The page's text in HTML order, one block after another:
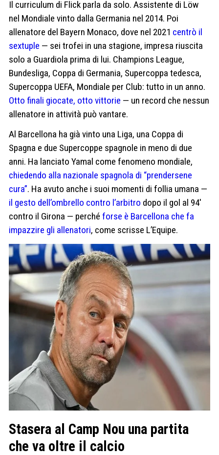
Il curriculum di Flick parla da solo. Assistente di Löw
nel Mondiale vinto dalla Germania nel 2014. Poi
allenatore del Bayern Monaco, dove nel 2021 centrò il
sextuple — sei trofei in una stagione, impresa riuscita
solo a Guardiola prima di lui. Champions League,
Bundesliga, Coppa di Germania, Supercoppa tedesca,
Supercoppa UEFA, Mondiale per Club: tutto in un anno.
Otto finali giocate, otto vittorie — un record che nessun
allenatore in attività può vantare.
Al Barcellona ha già vinto una Liga, una Coppa di
Spagna e due Supercoppe spagnole in meno di due
anni. Ha lanciato Yamal come fenomeno mondiale,
chiedendo alla nazionale spagnola di “prendersene
cura”. Ha avuto anche i suoi momenti di follia umana —
il gesto dell’ombrello contro l’arbitro dopo il gol al 94′
contro il Girona — perché forse è Barcellona che fa
impazzire gli allenatori, come scrisse L’Equipe.
Stasera al Camp Nou una partita
che va oltre il calcio